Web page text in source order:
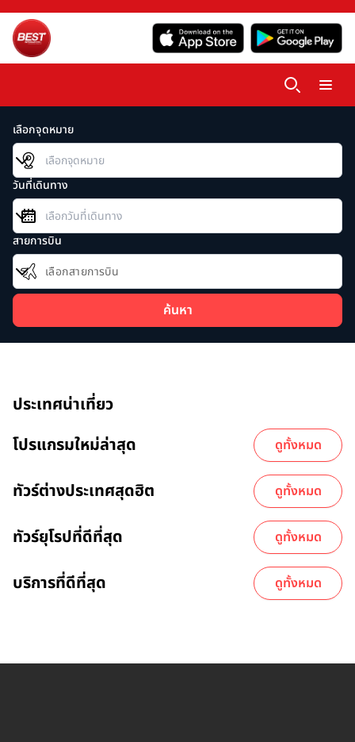
เลือกจุดหมาย
วันที่เดินทาง
สายการบิน
เลือกสายการบิน
ค้นหา
ประเทศน่าเที่ยว
โปรแกรมใหม่ล่าสุด
ดูทั้งหมด
ทัวร์ต่างประเทศสุดฮิต ดูทั้งหมด
ทัวร์ยุโรปที่ดีที่สุด ดูทั้งหมด
บริการที่ดีที่สุด ดูทั้งหมด